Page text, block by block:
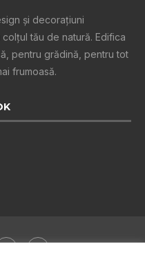
şi decoraţiuni
tău de natură. Edifica
pentru grădină, pentru tot
frumoasă.